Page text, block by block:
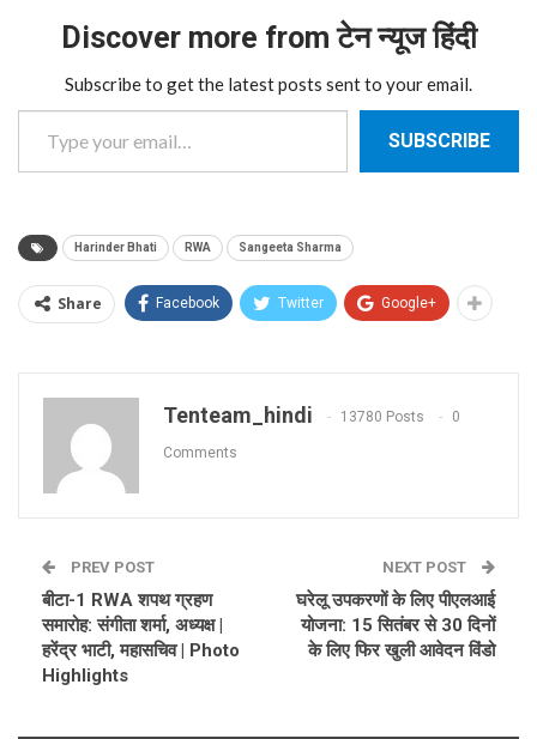
Discover more from टेन न्यूज हिंदी
Subscribe to get the latest posts sent to your email.
Type your email…
SUBSCRIBE
Harinder Bhati RWA Sangeeta Sharma
Share Facebook Twitter Google+
Tenteam_hindi 13780 Posts 0
Comments
PREV POST
बीटा-1 RWA शपथ ग्रहण
समारोह: संगीता शर्मा, अध्यक्ष |
हरेंद्र भाटी, महासचिव | Photo
Highlights
NEXT POST
घरेलू उपकरणों के लिए पीएलआई
योजना: 15 सितंबर से 30 दिनों
के लिए फिर खुली आवेदन विंडो